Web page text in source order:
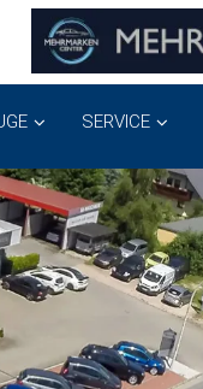
SERVICE